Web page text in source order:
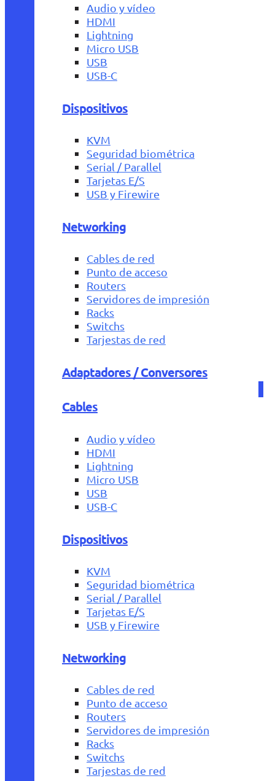
Audio y vídeo
HDMI
Lightning
Micro USB
USB
USB-C
Dispositivos
KVM
Seguridad biométrica
Serial / Parallel
Tarjetas E/S
USB y Firewire
Networking
Cables de red
Punto de acceso
Routers
Servidores de impresión
Racks
Switchs
Tarjestas de red
Adaptadores / Conversores
Cables
Audio y vídeo
HDMI
Lightning
Micro USB
USB
USB-C
Dispositivos
KVM
Seguridad biométrica
Serial / Parallel
Tarjetas E/S
USB y Firewire
Networking
Cables de red
Punto de acceso
Routers
Servidores de impresión
Racks
Switchs
Tarjestas de red